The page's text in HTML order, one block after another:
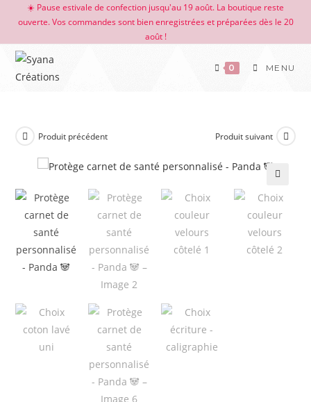
☀️ Pause estivale de confection jusqu'au 19 août. La boutique reste
ouverte. Vos commandes sont bien enregistrées et préparées dès le 20
août !
0 MENU
Produit précédent Produit suivant
🔍